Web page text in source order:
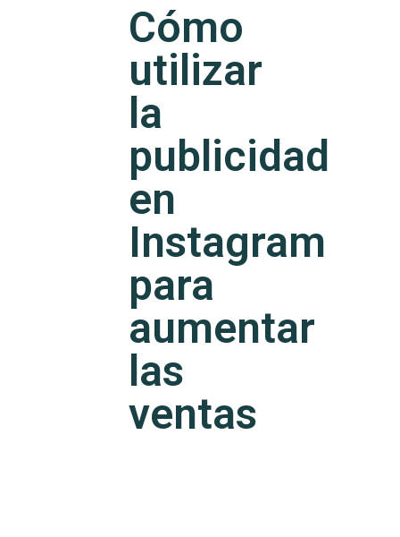
Cómo
utilizar
la
publicidad
en
Instagram
para
aumentar
las
ventas